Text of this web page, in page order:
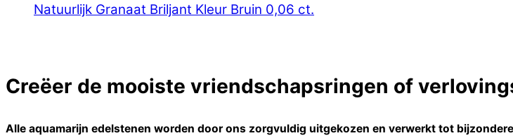
Natuurlijk Granaat Briljant Kleur Bruin 0,06 ct.
Creëer de mooiste vriendschapsringen of
Alle aquamarijn edelstenen worden door ons zorgvuldig uitgekozen en verwerkt tot